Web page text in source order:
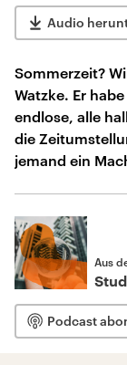
Audio
Sommerzeit?
Watzke. Er
endlose, alle
die
jemand ein
Aus
Podcast